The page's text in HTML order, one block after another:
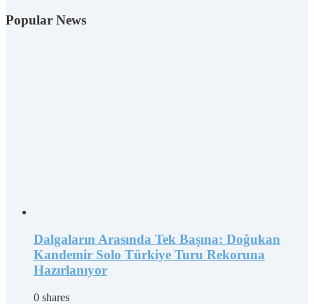
Popular News
Dalgaların Arasında Tek Başına: Doğukan
Kandemir Solo Türkiye Turu Rekoruna
Hazırlanıyor
0 shares